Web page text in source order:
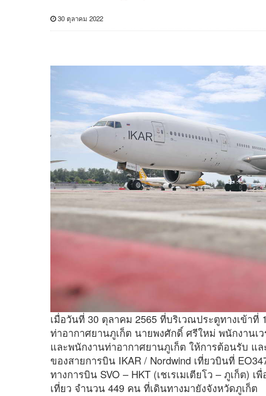
30 ตุลาคม 2022
เมื่อวันที่ 30 ตุลาคม 2565 ที่บริเวณประตูทางเข้าที่
ท่าอากาศยานภูเก็ต นายพงศักดิ์ ศรีใหม่ พนักงานเ
และพนักงานท่าอากาศยานภูเก็ต ให้การต้อนรับ แ
ของสายการบิน IKAR / Nordwind เที่ยวบินที่
ทางการบิน SVO – HKT (เชเรเมเตียโว – ภูเก็ต)
เที่ยว จำนวน 449 คน ที่เดินทางมายังจังหวัดภูเก็ต